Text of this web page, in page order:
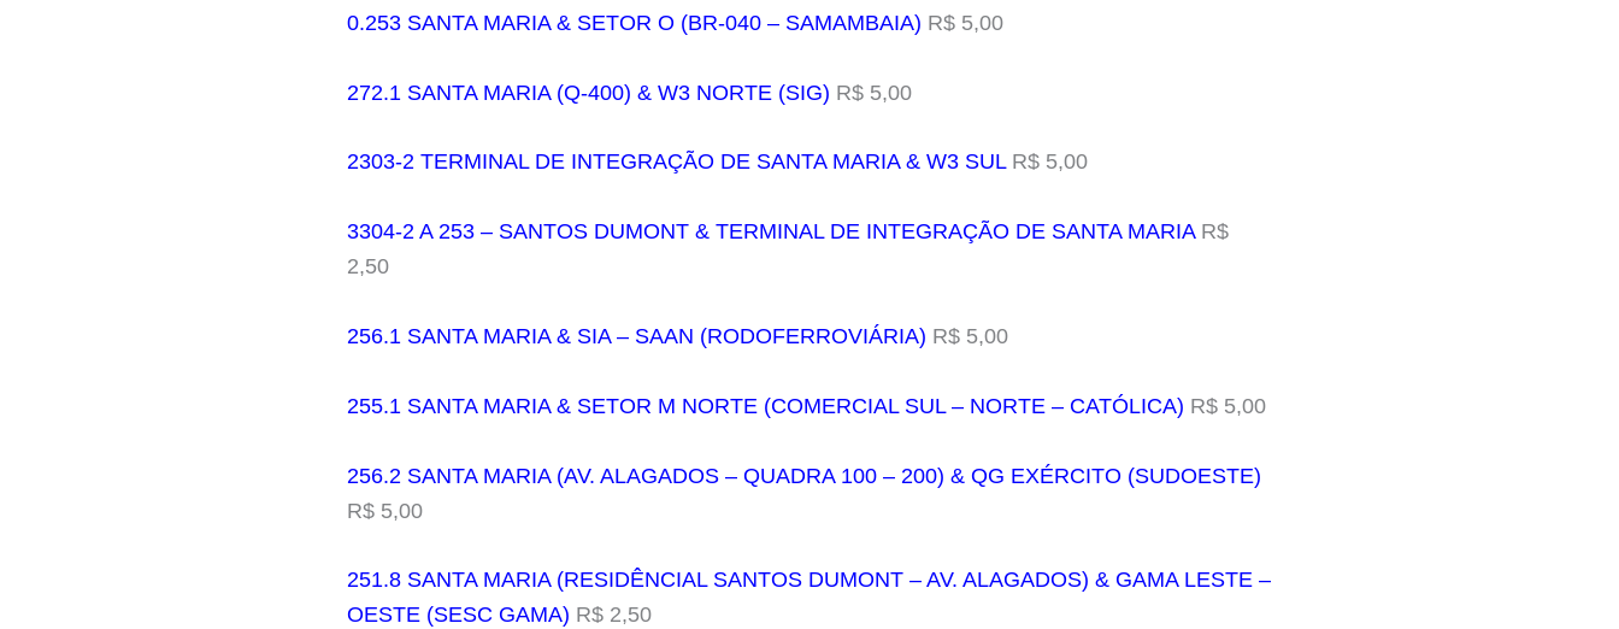
0.253 SANTA MARIA & SETOR O (BR-040 – SAMAMBAIA) R$ 5,00
272.1 SANTA MARIA (Q-400) & W3 NORTE (SIG) R$ 5,00
2303-2 TERMINAL DE INTEGRAÇÃO DE SANTA MARIA & W3 SULR$ 5,00
3304-2 A 253 – SANTOS DUMONT & TERMINAL DE INTEGRAÇÃO DE SANTA MARIAR$
2,50
256.1 SANTA MARIA & SIA – SAAN (RODOFERROVIÁRIA) R$ 5,00
255.1 SANTA MARIA & SETOR M NORTE (COMERCIAL SUL – NORTE – CATÓLICA) R$ 5,00
256.2 SANTA MARIA (AV. ALAGADOS – QUADRA 100 – 200) & QG EXÉRCITO (SUDOESTE)
R$ 5,00
251.8 SANTA MARIA (RESIDÊNCIAL SANTOS DUMONT – AV. ALAGADOS) & GAMA LESTE –
OESTE (SESC GAMA) R$ 2,50